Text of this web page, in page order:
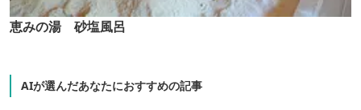
恵みの湯 砂塩風呂
AIが選んだあなたにおすすめの記事